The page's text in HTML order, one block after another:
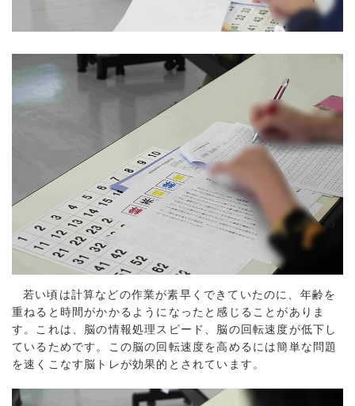
若い頃は計算などの作業が素早くできていたのに、年齢を
重ねると時間がかかるようになったと感じることがありま
す。これは、脳の情報処理スピード、脳の回転速度が低下し
ているためです。この脳の回転速度を高めるには簡単な問題
を速くこなす脳トレが効果的とされています。